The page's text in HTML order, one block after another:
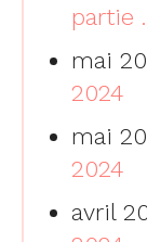
partie
mai
2024
mai
2024
avril